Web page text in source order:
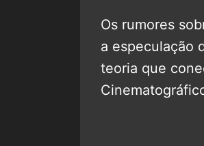
Os rumores
a especulação
teoria que